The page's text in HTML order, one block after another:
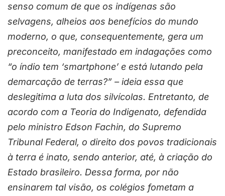
senso comum de que os indígenas são
selvagens, alheios aos benefícios do mundo
moderno, o que, consequentemente, gera um
preconceito, manifestado em indagações como
“o índio tem ‘smartphone’ e está lutando pela
demarcação de terras?” – ideia essa que
deslegitima a luta dos silvícolas. Entretanto, de
acordo com a Teoria do Indigenato, defendida
pelo ministro Edson Fachin, do Supremo
Tribunal Federal, o direito dos povos tradicionais
à terra é inato, sendo anterior, até, à criação do
Estado brasileiro. Dessa forma, por não
ensinarem tal visão, os colégios fometam a